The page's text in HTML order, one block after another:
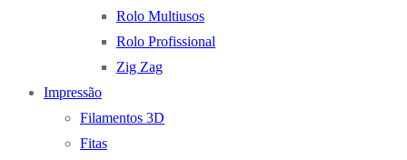
Rolo Multiusos
Rolo Profissional
Zig Zag
Impressão
Filamentos 3D
Fitas